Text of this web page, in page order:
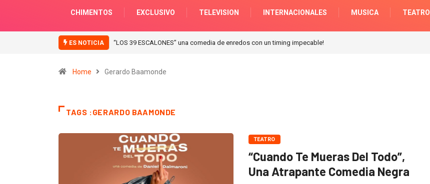
CHIMENTOS EXCLUSIVO TELEVISION INTERNACIONALES MUSICA TEATRO
ES NOTICIA “ICONIC WINTER” nuevas colecciones en Galerias pacifico!
Home Gerardo Baamonde
TAGS :GERARDO BAAMONDE
TEATRO
“Cuando Te Mueras Del Todo”,
Una Atrapante Comedia Negra